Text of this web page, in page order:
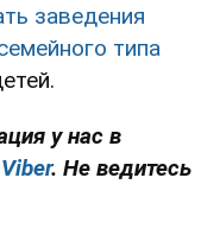
заведения
типа
у нас в
Viber. Не ведитесь